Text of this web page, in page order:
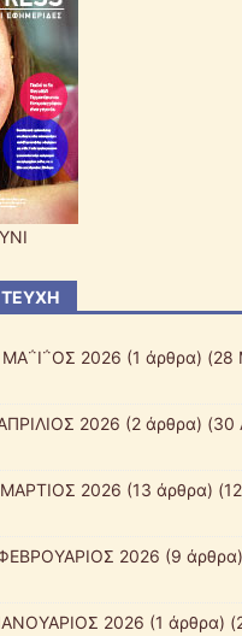
2026 (1 άρθρα) (28
2026 (2 άρθρα) (30
2026 (13 άρθρα) (12
2026 (9
2026 (1 άρθρα)